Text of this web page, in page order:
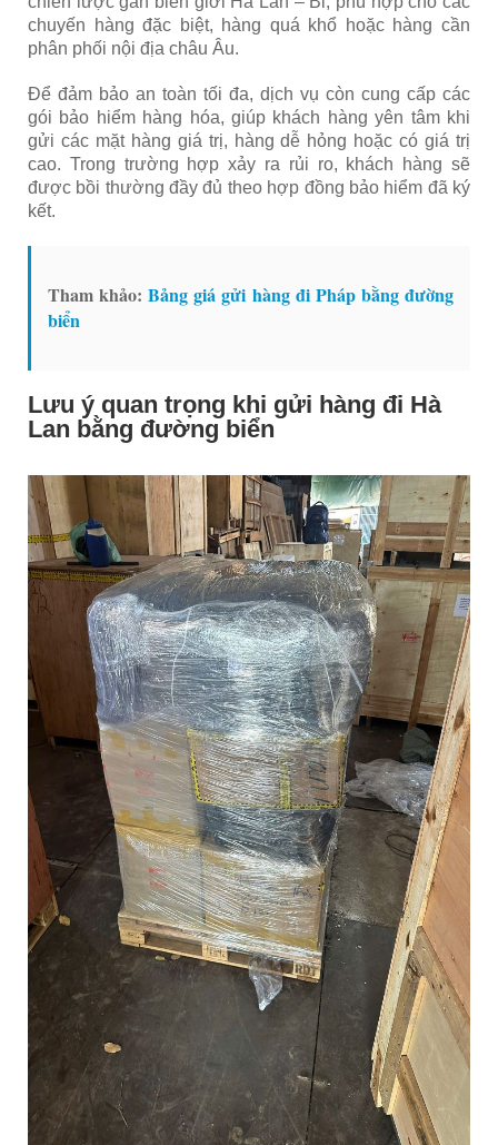
chuyến hàng đặc biệt, hàng quá khổ hoặc hàng cần
phân phối nội địa châu Âu.
Để đảm bảo an toàn tối đa, dịch vụ còn cung cấp các
gói bảo hiểm hàng hóa, giúp khách hàng yên tâm khi
gửi các mặt hàng giá trị, hàng dễ hỏng hoặc có giá trị
cao. Trong trường hợp xảy ra rủi ro, khách hàng sẽ
được bồi thường đầy đủ theo hợp đồng bảo hiểm đã ký
kết.
Tham khảo:Bảng giá gửi hàng đi Pháp bằng đường
biển
Lưu ý quan trọng khi gửi hàng đi Hà
Lan bằng đường biển